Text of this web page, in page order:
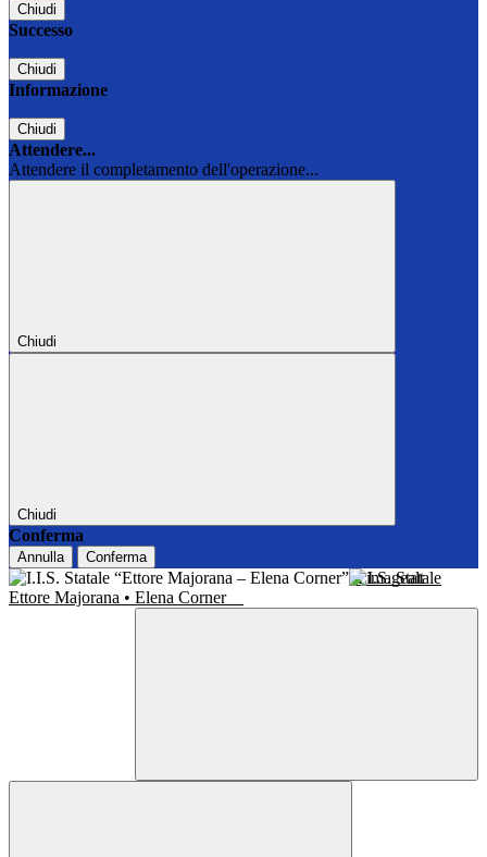
Chiudi
Successo
Chiudi
Informazione
Chiudi
Attendere...
Attendere il completamento dell'operazione...
Chiudi
Chiudi
Conferma
Annulla Conferma
I.I.S. Statale
Ettore Majorana • Elena Corner